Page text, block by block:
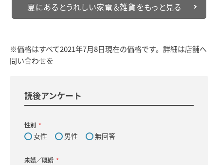
夏にあるとうれしい家電＆雑貨をもっと見る
※価格はすべて2021年7月8日現在の価格です。詳細は店舗へ
問い合わせを
読後アンケート
性別
女性 男性 無回答
未婚／既婚